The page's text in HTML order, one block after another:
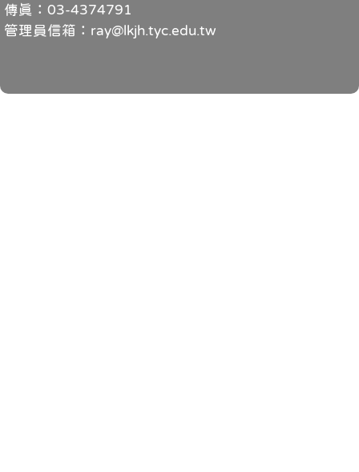
傳真：03-4374791
管理員信箱：ray@lkjh.tyc.edu.tw